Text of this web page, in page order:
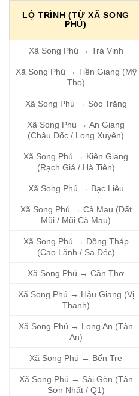
LỘ TRÌNH (TỪ XÃ SONG
PHÚ)
Xã Song Phú → Trà Vinh
Xã Song Phú → Tiền Giang (Mỹ
Tho)
Xã Song Phú → Sóc Trăng
Xã Song Phú → An Giang
(Châu Đốc / Long Xuyên)
Xã Song Phú → Kiên Giang
(Rạch Giá / Hà Tiên)
Xã Song Phú → Bạc Liêu
Xã Song Phú → Cà Mau (Đất
Mũi / Mũi Cà Mau)
Xã Song Phú → Đồng Tháp
(Cao Lãnh / Sa Đéc)
Xã Song Phú → Cần Thơ
Xã Song Phú → Hậu Giang (Vị
Thanh)
Xã Song Phú → Long An (Tân
An)
Xã Song Phú → Bến Tre
Xã Song Phú → Sài Gòn (Tân
Sơn Nhất / Q1)